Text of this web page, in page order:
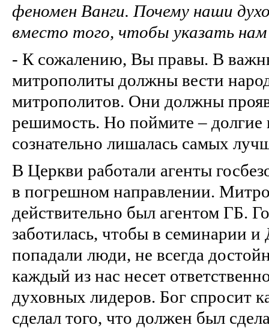
феномен Ванги. Почему наши
вместо того, чтобы указать
- К сожалению, Вы правы. В
митрополиты должны вести
митрополитов. Они должны
решимость. Но поймите – долгие
сознательно лишалась самых
В Церкви работали агенты
в погрешном направлении.
действительно был агентом ГБ.
заботилась, чтобы в семинарии
попадали люди, не всегда
каждый из нас несет
духовных лидеров. Бог спросит
сделал того, что должен был